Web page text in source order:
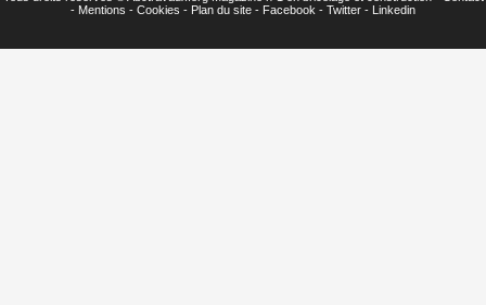
- Mentions - Cookies - Plan du site - Facebook - Twitter - Linkedin